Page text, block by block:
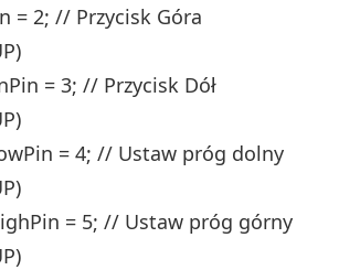
= 2; // Przycisk Góra
= 3; // Przycisk Dół
= 4; // Ustaw próg dolny
= 5; // Ustaw próg górny